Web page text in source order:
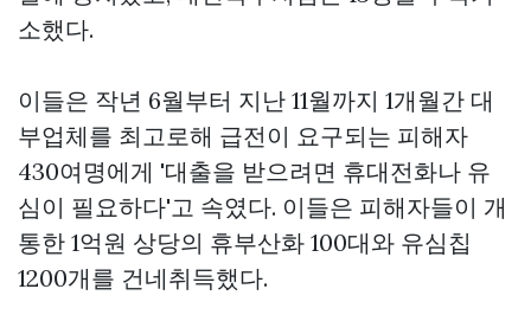
소했다.
이들은 작년 6월부터 지난 11월까지 1개월간 대
부업체를 최고로해 급전이 요구되는 피해자
430여명에게 '대출을 받으려면 휴대전화나 유
심이 필요하다'고 속였다. 이들은 피해자들이 개
통한 1억원 상당의 휴부산화 100대와 유심칩
1200개를 건네취득했다.